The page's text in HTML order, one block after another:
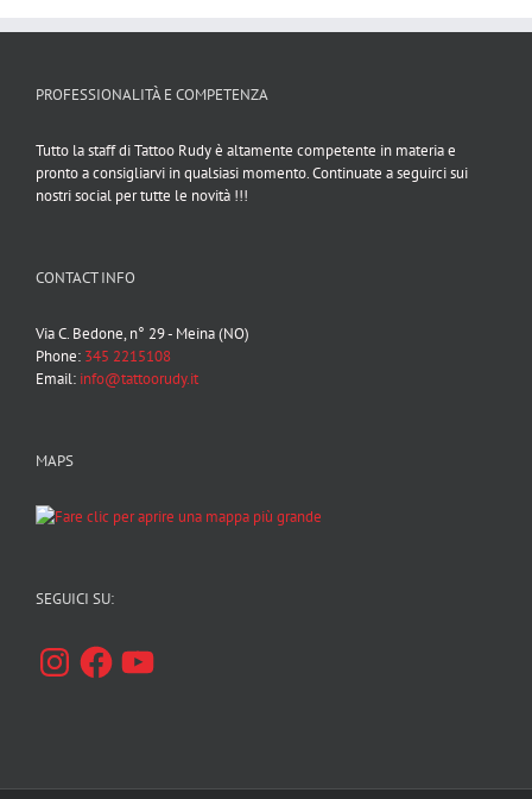
PROFESSIONALITÀ E COMPETENZA
Tutto la staff di Tattoo Rudy è altamente competente in materia e
pronto a consigliarvi in qualsiasi momento. Continuate a seguirci sui
nostri social per tutte le novità !!!
CONTACT INFO
Via C. Bedone, n° 29 - Meina (NO)
Phone: 345 2215108
Email: info@tattoorudy.it
MAPS
SEGUICI SU:
InstagramFacebookYouTube